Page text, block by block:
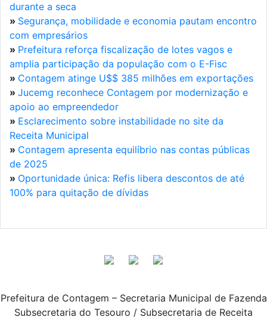
durante a seca
» Segurança, mobilidade e economia pautam encontro
com empresários
» Prefeitura reforça fiscalização de lotes vagos e
amplia participação da população com o E-Fisc
» Contagem atinge U$$ 385 milhões em exportações
» Jucemg reconhece Contagem por modernização e
apoio ao empreendedor
» Esclarecimento sobre instabilidade no site da
Receita Municipal
» Contagem apresenta equilíbrio nas contas públicas
de 2025
» Oportunidade única: Refis libera descontos de até
100% para quitação de dívidas
Prefeitura de Contagem – Secretaria Municipal de Fazenda
Subsecretaria do Tesouro / Subsecretaria de Receita